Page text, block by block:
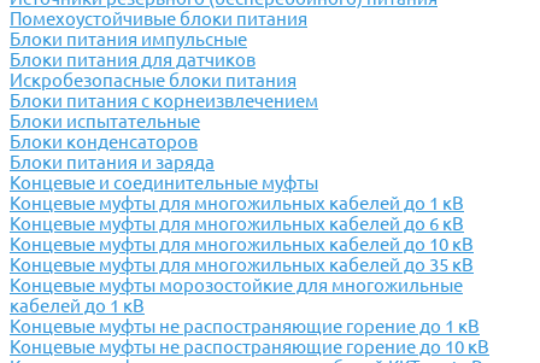
Помехоустойчивые блоки питания
Блоки питания импульсные
Блоки питания для датчиков
Искробезопасные блоки питания
Блоки питания с корнеизвлечением
Блоки испытательные
Блоки конденсаторов
Блоки питания и заряда
Концевые и соединительные муфты
Концевые муфты для многожильных кабелей до 1 кВ
Концевые муфты для многожильных кабелей до 6 кВ
Концевые муфты для многожильных кабелей до 10 кВ
Концевые муфты для многожильных кабелей до 35 кВ
Концевые муфты морозостойкие для многожильные
кабелей до 1 кВ
Концевые муфты не распостраняющие горение до 1 кВ
Концевые муфты не распостраняющие горение до 10 кВ